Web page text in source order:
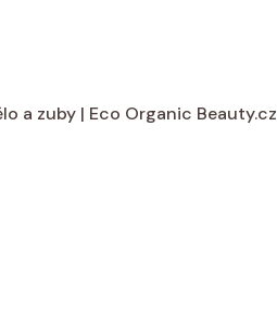
a zuby | Eco Organic Beauty.cz